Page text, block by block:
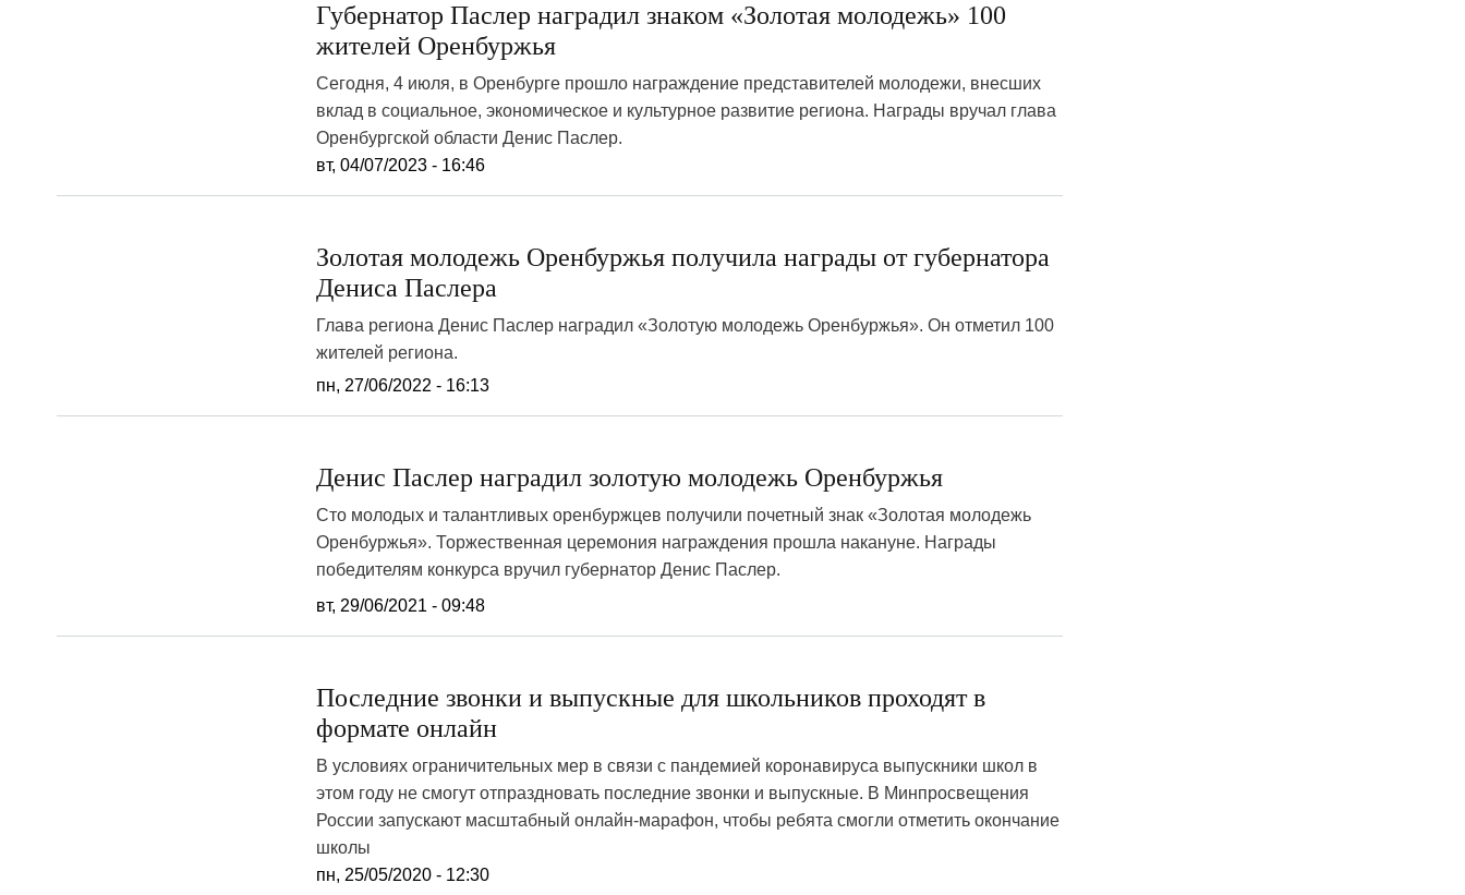
Губернатор Паслер наградил знаком «Золотая молодежь» 100
жителей Оренбуржья
Сегодня, 4 июля, в Оренбурге прошло награждение представителей молодежи, внесших
вклад в социальное, экономическое и культурное развитие региона. Награды вручал глава
Оренбургской области Денис Паслер.
вт, 04/07/2023 - 16:46
Золотая молодежь Оренбуржья получила награды от губернатора
Дениса Паслера
Глава региона Денис Паслер наградил «Золотую молодежь Оренбуржья». Он отметил 100
жителей региона.
пн, 27/06/2022 - 16:13
Денис Паслер наградил золотую молодежь Оренбуржья
Сто молодых и талантливых оренбуржцев получили почетный знак «Золотая молодежь
Оренбуржья». Торжественная церемония награждения прошла накануне. Награды
победителям конкурса вручил губернатор Денис Паслер.
вт, 29/06/2021 - 09:48
Последние звонки и выпускные для школьников проходят в
формате онлайн
В условиях ограничительных мер в связи с пандемией коронавируса выпускники школ в
этом году не смогут отпраздновать последние звонки и выпускные. В Минпросвещения
России запускают масштабный онлайн-марафон, чтобы ребята смогли отметить окончание
школы
пн, 25/05/2020 - 12:30